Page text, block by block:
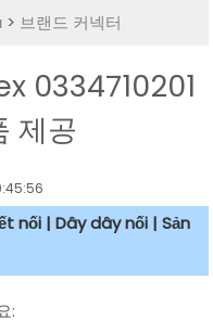
> 브랜드 커넥터
0334710201
제공
nối | Dây dây nối | Sản
: